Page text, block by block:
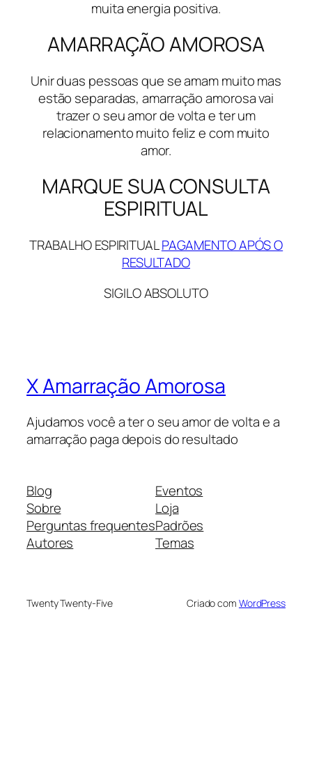
muita energia positiva.
AMARRAÇÃO AMOROSA
Unir duas pessoas que se amam muito mas
estão separadas, amarração amorosa vai
trazer o seu amor de volta e ter um
relacionamento muito feliz e com muito
amor.
MARQUE SUA CONSULTA
ESPIRITUAL
TRABALHO ESPIRITUALPAGAMENTO APÓS O
RESULTADO
SIGILO ABSOLUTO
X Amarração Amorosa
Ajudamos você a ter o seu amor de volta e a
amarração paga depois do resultado
Blog
Sobre
Perguntas frequentes
Autores
Eventos
Loja
Padrões
Temas
Twenty Twenty-Five Criado com WordPress